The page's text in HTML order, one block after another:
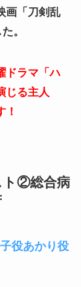
画「刀剣乱
。
ドラマ「ハ
じる主人
ト②総合病
役あかり役